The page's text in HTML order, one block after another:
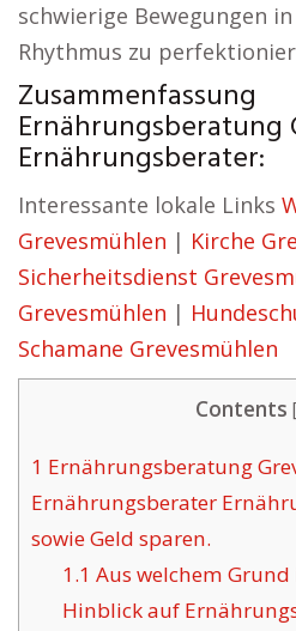
schwierige Bewegungen
Rhythmus zu
Zusammenfassung
Ernährungsberatung
Ernährungsberater:
Interessante lokale Links
Grevesmühlen | Kirche
Sicherheitsdienst
Grevesmühlen |
Schamane Grevesmühlen
Contents
1 Ernährungsberatung
Ernährungsberater
sowie Geld sparen.
1.1 Aus welchem
Hinblick auf